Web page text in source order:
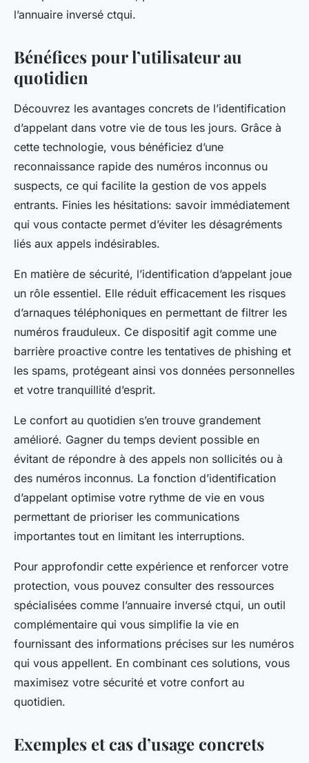
l’annuaire inversé ctqui.
Bénéfices pour l’utilisateur au
quotidien
Découvrez les avantages concrets de l’identification
d’appelant dans votre vie de tous les jours. Grâce à
cette technologie, vous bénéficiez d’une
reconnaissance rapide des numéros inconnus ou
suspects, ce qui facilite la gestion de vos appels
entrants. Finies les hésitations: savoir immédiatement
qui vous contacte permet d’éviter les désagréments
liés aux appels indésirables.
En matière de sécurité, l’identification d’appelant joue
un rôle essentiel. Elle réduit efficacement les risques
d’arnaques téléphoniques en permettant de filtrer les
numéros frauduleux. Ce dispositif agit comme une
barrière proactive contre les tentatives de phishing et
les spams, protégeant ainsi vos données personnelles
et votre tranquillité d’esprit.
Le confort au quotidien s’en trouve grandement
amélioré. Gagner du temps devient possible en
évitant de répondre à des appels non sollicités ou à
des numéros inconnus. La fonction d’identification
d’appelant optimise votre rythme de vie en vous
permettant de prioriser les communications
importantes tout en limitant les interruptions.
Pour approfondir cette expérience et renforcer votre
protection, vous pouvez consulter des ressources
spécialisées comme l’annuaire inversé ctqui, un outil
complémentaire qui vous simplifie la vie en
fournissant des informations précises sur les numéros
qui vous appellent. En combinant ces solutions, vous
maximisez votre sécurité et votre confort au
quotidien.
Exemples et cas d’usage concrets